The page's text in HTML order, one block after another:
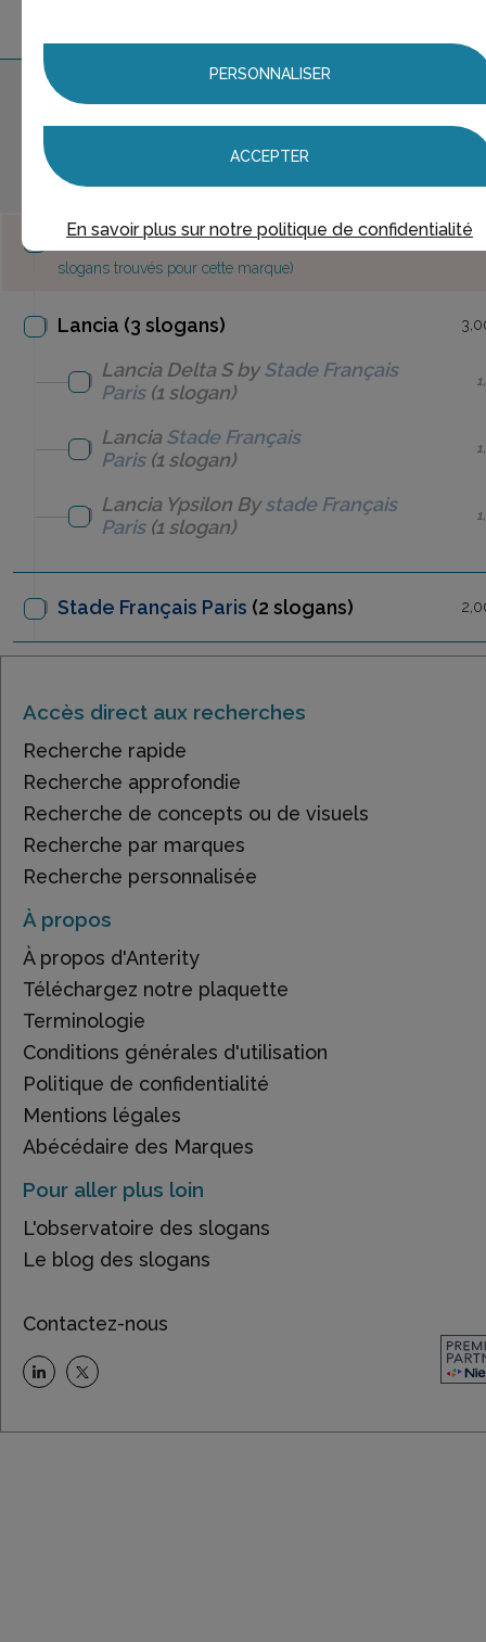
AJOUTER AU PANIER
MARQUES(le chiffre entre parenthèses est le nombre de
slogans trouvés pour cette marque)
Lancia (3 slogans)
Lancia Delta S byStade Français
Paris(1 slogan)
LanciaStade Français
Paris(1 slogan)
Lancia Ypsilon Bystade Français
Paris(1 slogan)
Stade Français Paris (2 slogans)
Accès direct aux recherches
Recherche rapide
Recherche approfondie
Recherche de concepts ou de visuels
Recherche par marques
Recherche personnalisée
À propos
À propos d'Anterity
Téléchargez notre plaquette
Terminologie
Conditions générales d'utilisation
Politique de confidentialité
Mentions légales
Abécédaire des Marques
Pour aller plus loin
L'observatoire des slogans
Le blog des slogans
Contactez-nous
PERSONNALISER
ACCEPTER
En savoir plus sur notre politique de confidentialité